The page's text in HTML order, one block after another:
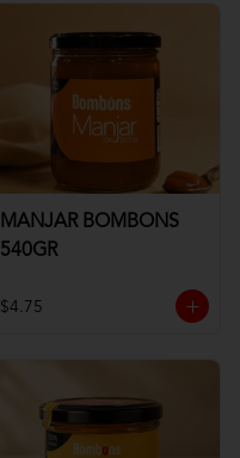
MANJAR BOMBONS
540GR
$4.75